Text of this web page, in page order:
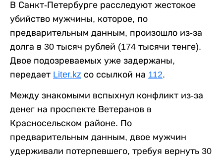
В Санкт-Петербурге расследуют жестокое
убийство мужчины, которое, по
предварительным данным, произошло из-за
долга в 30 тысяч рублей (174 тысячи тенге).
Двое подозреваемых уже задержаны,
передает Liter.kz со ссылкой на 112.
Между знакомыми вспыхнул конфликт из-за
денег на проспекте Ветеранов в
Красносельском районе. По
предварительным данным, двое мужчин
удерживали потерпевшего, требуя вернуть 30